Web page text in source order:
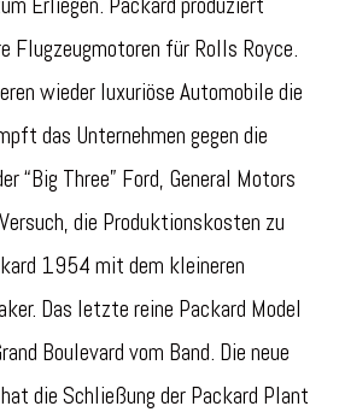
Flugzeugmotoren für Rolls Royce.
wieder luxuriöse Automobile die
das Unternehmen gegen die
“Big Three” Ford, General Motors
die Produktionskosten zu
1954 mit dem kleineren
Das letzte reine Packard Model
Boulevard vom Band. Die neue
die Schließung der Packard Plant